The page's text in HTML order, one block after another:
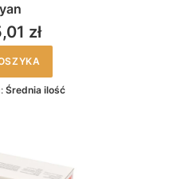
zł
Średnia ilość